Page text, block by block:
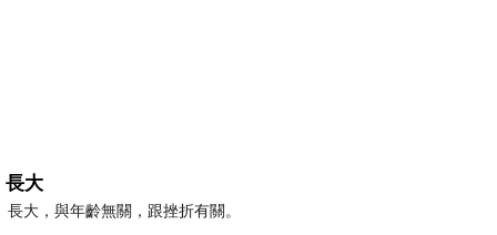
長大
長大，與年齡無關，跟挫折有關。